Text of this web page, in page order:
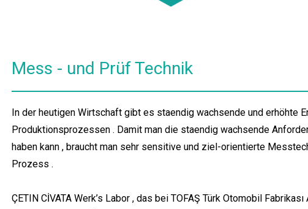
Mess - und Prüf Technik
In der heutigen Wirtschaft gibt es staendig wachsende und erhöhte
Produktionsprozessen . Damit man die staendig wachsende
haben kann , braucht man sehr sensitive und ziel-orientierte
Prozess .
ÇETIN CİVATA Werk’s Labor , das bei TOFAŞ Türk Otomobil